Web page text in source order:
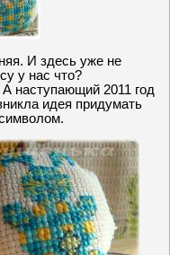
И здесь уже не
у нас что?
наступающий 2011 год
идея придумать